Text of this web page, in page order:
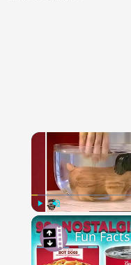
Play Unmute